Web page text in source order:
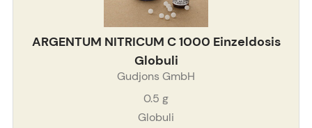
ARGENTUM NITRICUM C 1000 Einzeldosis
Globuli
Gudjons GmbH
0.5 g
Globuli